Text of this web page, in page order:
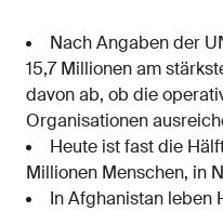
Nach Angaben der
15,7 Millionen am
davon ab, ob die
Organisationen
Heute ist fast die
Millionen Menschen, in
In Afghanistan leben